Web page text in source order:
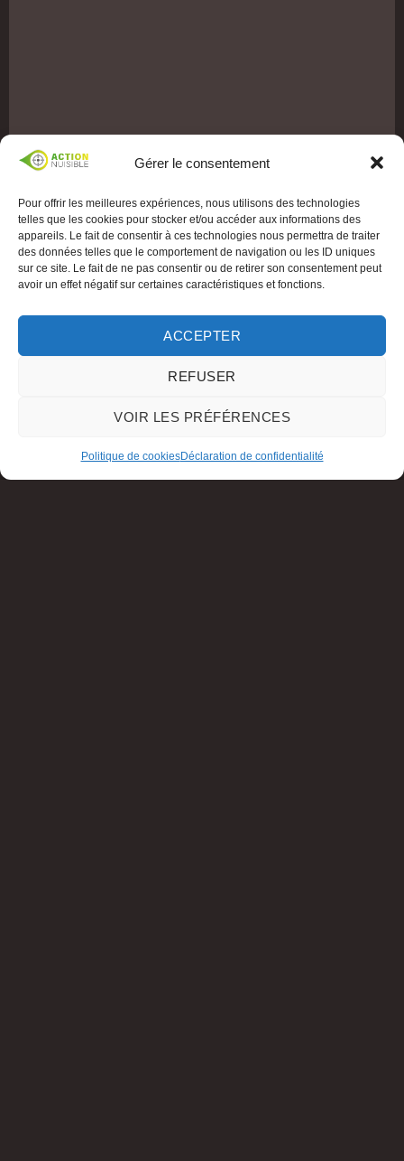
Gérer le consentement
Pour offrir les meilleures expériences, nous utilisons des technologies
telles que les cookies pour stocker et/ou accéder aux informations des
appareils. Le fait de consentir à ces technologies nous permettra de traiter
des données telles que le comportement de navigation ou les ID uniques
sur ce site. Le fait de ne pas consentir ou de retirer son consentement peut
avoir un effet négatif sur certaines caractéristiques et fonctions.
ACCEPTER
REFUSER
VOIR LES PRÉFÉRENCES
Politique de cookiesDéclaration de confidentialité